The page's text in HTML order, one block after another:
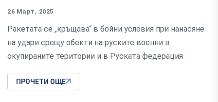
26 Март, 2025
Ракетата се „кръщава“ в бойни условия при нанасяне
на удари срещу обекти на руските военни в
окупираните територии и в Руската федерация
ПРОЧЕТИ ОЩЕ